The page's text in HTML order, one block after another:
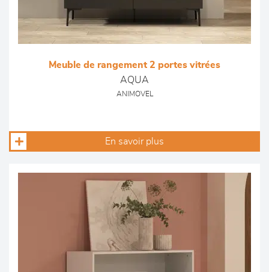
Meuble de rangement 2 portes vitrées
AQUA
ANIMOVEL
En savoir plus